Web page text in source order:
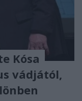
Kósa
vádjától,